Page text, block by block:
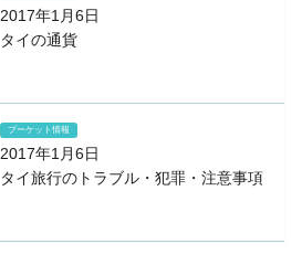
2017年1月6日
タイの通貨
プーケット情報
2017年1月6日
タイ旅行のトラブル・犯罪・注意事項